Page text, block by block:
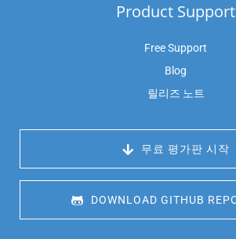
Product Support
Free Support
Blog
릴리즈 노트
무료 평가판 시작
DOWNLOAD GITHUB